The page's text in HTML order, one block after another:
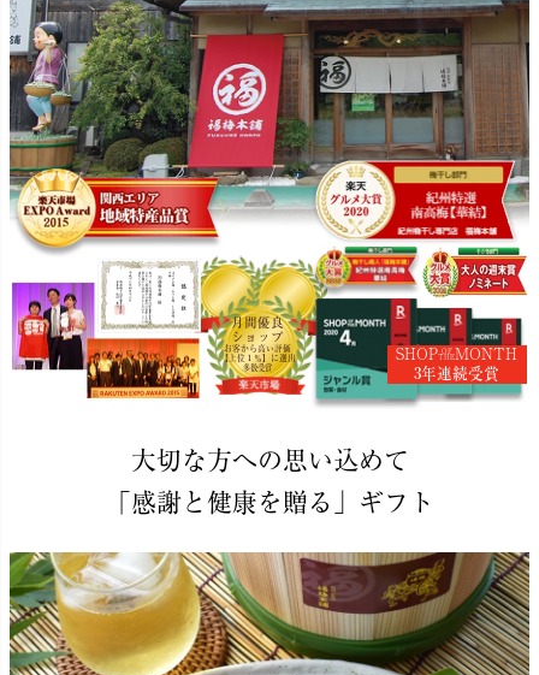
月間優良
ショップ
お客から高い評価
【上位１％】に選出
多数受賞
SHOP OF
THEMONTH
3年連続受賞
大切な方への思い込めて
「感謝と健康を贈る」ギフト